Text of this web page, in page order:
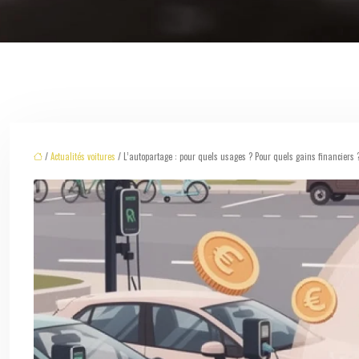
/Actualités voitures / L’autopartage : pour quels usages ? Pour quels gains financiers